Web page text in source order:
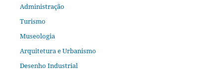
Administração
Turismo
Museologia
Arquitetura e Urbanismo
Desenho Industrial